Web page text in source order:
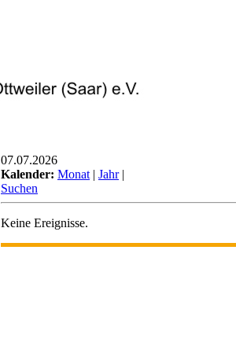
07.07.2026
Kalender: Monat | Jahr|
Suchen
Keine Ereignisse.